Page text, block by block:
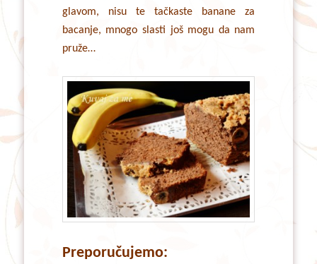
glavom, nisu te tačkaste banane za
bacanje, mnogo slasti još mogu da nam
pruže…
Preporučujemo: